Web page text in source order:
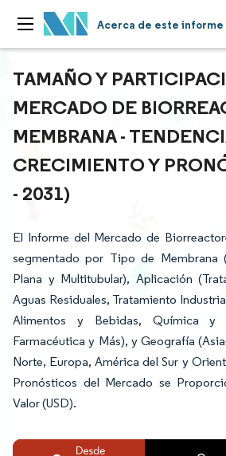
Acerca de este informe
TAMAÑO Y
MERCADO DE
MEMBRANA -
CRECIMIENTO Y
- 2031)
El Informe del Mercado de
segmentado por Tipo de Membrana
Plana y Multitubular), Aplicación
Aguas Residuales, Tratamiento
Alimentos y Bebidas, Química y
Farmacéutica y Más), y Geografía
Norte, Europa, América del Sur y
Pronósticos del Mercado se
Valor (USD).